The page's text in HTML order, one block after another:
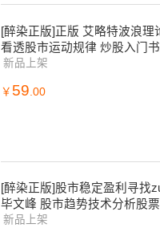
[醉染正版]正版 艾略特波浪理
看透股市运动规律 炒股入门
波浪理论快速入门
新品上架
￥ 59 .00
[醉染正版]股市稳定盈利寻找
毕文峰 股市趋势技术分析股
实战技巧新手入门炒股教程学
新品上架